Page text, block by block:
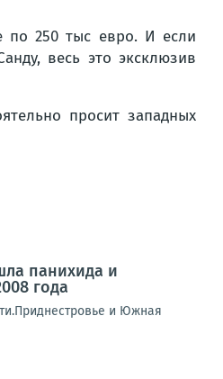
по 250 тыс евро. И если
весь это эксклюзив
просит западных
панихида и
года
и Южная